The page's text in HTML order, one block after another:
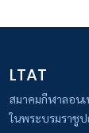
LTAT
สมาคมกีฬาลอน
ในพระบรมราชู